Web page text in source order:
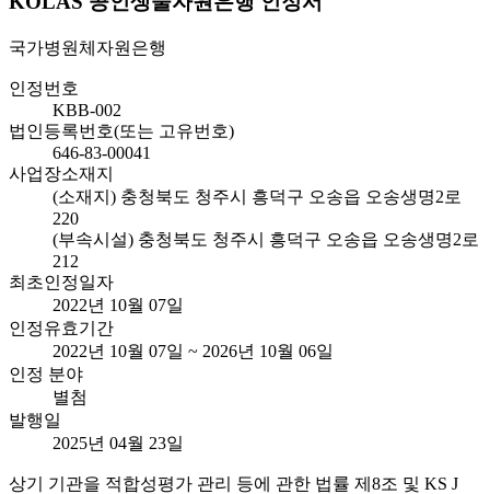
국가병원체자원은행
인정번호
KBB-002
법인등록번호(또는 고유번호)
646-83-00041
사업장소재지
(소재지) 충청북도 청주시 흥덕구 오송읍 오송생명2로
220
(부속시설) 충청북도 청주시 흥덕구 오송읍 오송생명2로
212
최초인정일자
2022년 10월 07일
인정유효기간
2022년 10월 07일 ~ 2026년 10월 06일
인정 분야
별첨
발행일
2025년 04월 23일
상기 기관을 적합성평가 관리 등에 관한 법률 제8조 및 KS J